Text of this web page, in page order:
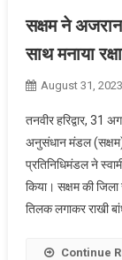
सक्षम ने
साथ मनाया
August 31, 2023
तनवीर हरिद्वार, 31
अनुसंधान मंडल (सक्षम)
प्रतिनिधिमंडल ने
किया। सक्षम की जिला
तिलक लगाकर राखी
Continue